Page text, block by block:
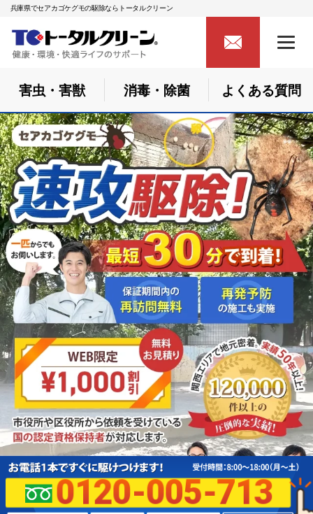
兵庫県でセアカゴケグモの駆除ならトータルクリーン
害虫・害獣 消毒・除菌 よくある質問
0120-005-713